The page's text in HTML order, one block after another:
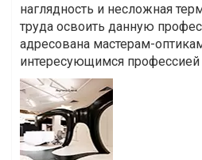
наглядность и несложная
труда освоить данную
адресована мастерам-
интересующимся профессией